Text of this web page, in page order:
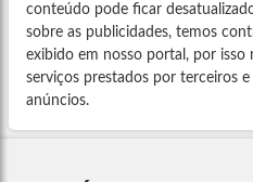
conteúdo pode ficar
sobre as publicidades, temos
exibido em nosso portal, por isso
serviços prestados por terceiros
anúncios.